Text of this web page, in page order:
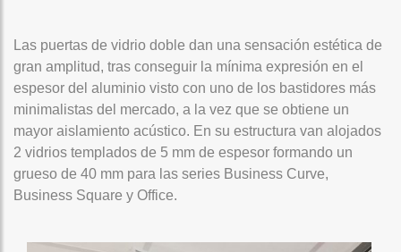
Las puertas de vidrio doble dan una sensación estética de
gran amplitud, tras conseguir la mínima expresión en el
espesor del aluminio visto con uno de los bastidores más
minimalistas del mercado, a la vez que se obtiene un
mayor aislamiento acústico. En su estructura van alojados
2 vidrios templados de 5 mm de espesor formando un
grueso de 40 mm para las series Business Curve,
Business Square y Office.